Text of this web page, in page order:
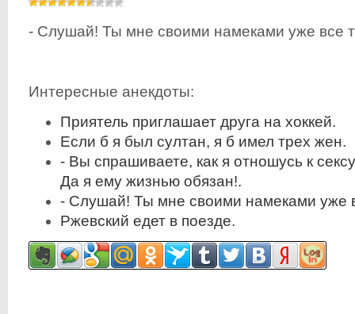
- Слушай! Ты мне своими намеками уже все
Интересные анекдоты:
Приятель приглашает друга на хоккей.
Если б я был султан, я б имел трех жен.
- Вы спрашиваете, как я отношусь к
Да я ему жизнью обязан!.
- Слушай! Ты мне своими намеками уже
Ржевский едет в поезде.